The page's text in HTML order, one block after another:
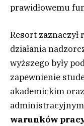
prawidłowemu
Resort zaznaczył
działania
wyższego były
zapewnienie
akademickim
administracyjnym
warunków